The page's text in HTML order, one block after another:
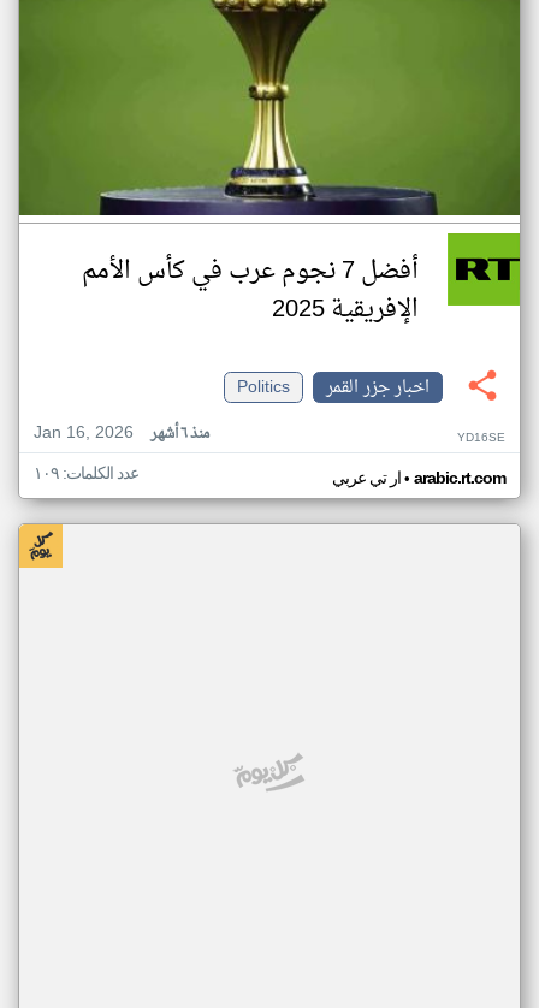
أفضل 7 نجوم عرب في كأس الأمم
الإفريقية 2025
اخبار جزر القمر
Politics
Jan 16, 2026
منذ ٦ أشهر YD16SE
ار تي عربي• arabic.rt.com عدد الكلمات: ١٠٩